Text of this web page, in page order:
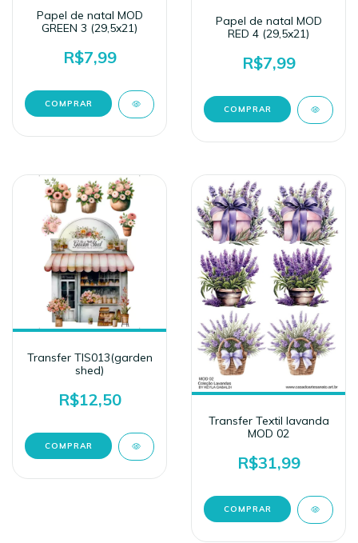
Papel de natal MOD
GREEN 3 (29,5x21)
R$7,99
Papel de natal MOD
RED 4 (29,5x21)
R$7,99
Transfer TIS013(garden
shed)
R$12,50
Transfer Textil lavanda
MOD 02
R$31,99